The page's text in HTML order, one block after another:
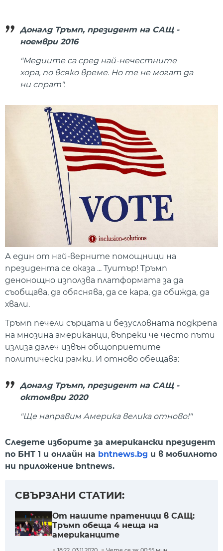
Доналд Тръмп, президент на САЩ -
ноември 2016
"Медиите са сред най-нечестните
хора, по всяко време. Но те не могат да
ни спрат".
А един от най-верните помощници на
президента се оказа ... Туитър! Тръмп
денонощно използва платформата за да
съобщава, да обяснява, да се кара, да обижда, да
хвали.
Тръмп печели сърцата и безусловната подкрепа
на мнозина американци, въпреки че често пъти
излиза далеч извън общоприетите
политически рамки. И отново обещава:
Доналд Тръмп, президент на САЩ -
октомври 2020
"Ще направим Америка велика отново!"
Следете изборите за американски президент
по БНТ 1 и онлайн на bntnews.bg и в мобилното
ни приложение bntnews.
СВЪРЗАНИ СТАТИИ:
От нашите пратеници в САЩ:
Тръмп обеща 4 неща на
американците